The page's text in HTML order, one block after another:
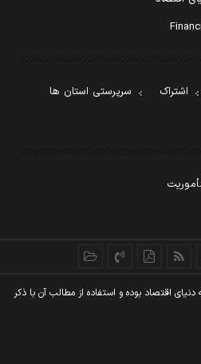
اشتراک
سرپرستی استان ها
اقتصاد بوده و استفاده از مطالب آن با ذکر